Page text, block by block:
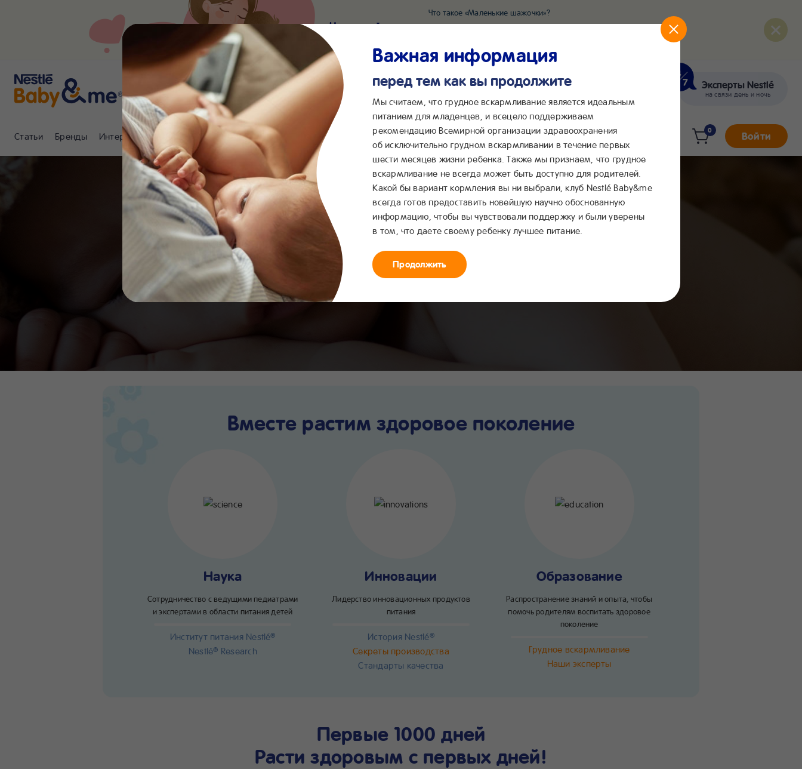
Что такое «Маленькие шажочки»?
Наш новый суперсервис для отслеживания развития вашего малыша
*2055 Сообщения в ВКонтакте Эксперты Nestlé
на связи день и ночь
Статьи Бренды Интернет-магазин Клуб Nestlé Baby&me Сервисы Бейбимания
0 Войти
Образовательная программа
питания в 1000 первых дней жизни
Вместе растим здоровое поколение
Наука
Сотрудничество с ведущими педиатрами
и экспертами в области питания детей
Институт питания Nestlé®
Nestlé® Research
Инновации
Лидерство инновационных продуктов
питания
История Nestlé®
Секреты производства
Стандарты качества
Образование
Распространение знаний и опыта, чтобы
помочь родителям воспитать здоровое
поколение
Грудное вскармливание
Наши эксперты
Первые 1000 дней
Расти здоровым с первых дней!
Важная информация
перед тем как вы продолжите
Мы считаем, что грудное вскармливание является идеальным
питанием для младенцев, и всецело поддерживаем
рекомендацию Всемирной организации здравоохранения
об исключительно грудном вскармливании в течение первых
шести месяцев жизни ребенка. Также мы признаем, что грудное
вскармливание не всегда может быть доступно для родителей.
Какой бы вариант кормления вы ни выбрали, клуб Nestlé Baby&me
всегда готов предоставить новейшую научно обоснованную
информацию, чтобы вы чувствовали поддержку и были уверены
в том, что даете своему ребенку лучшее питание.
Продолжить